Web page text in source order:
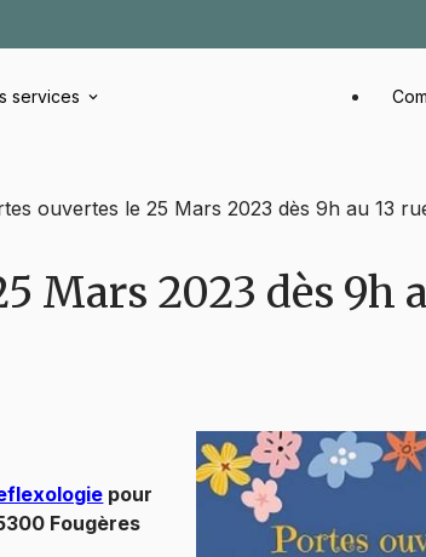
services
ouvertes le 25 Mars 2023 dès 9h au 13
Mars 2023 dès 9h
pour
Fougères